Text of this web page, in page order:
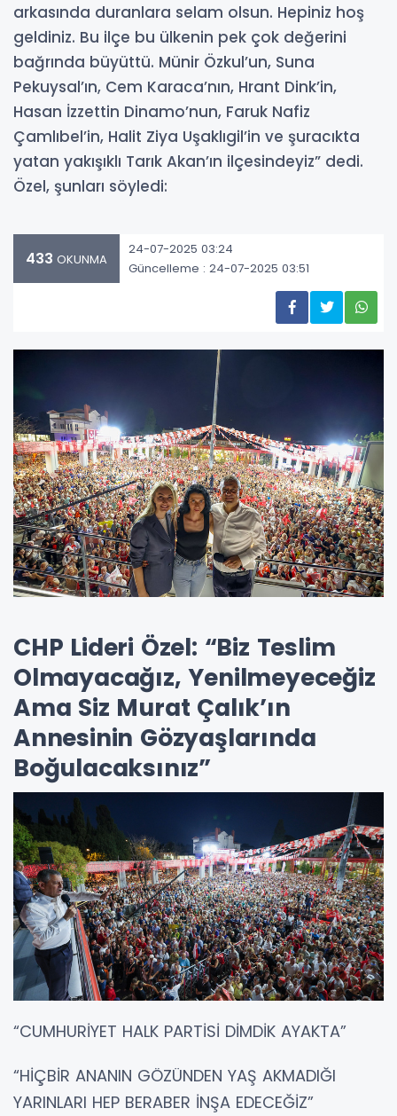
arkasında duranlara selam olsun. Hepiniz hoş
geldiniz. Bu ilçe bu ülkenin pek çok değerini
bağrında büyüttü. Münir Özkul’un, Suna
Pekuysal’ın, Cem Karaca’nın, Hrant Dink’in,
Hasan İzzettin Dinamo’nun, Faruk Nafiz
Çamlıbel’in, Halit Ziya Uşaklıgil’in ve şuracıkta
yatan yakışıklı Tarık Akan’ın ilçesindeyiz” dedi.
Özel, şunları söyledi:
433 OKUNMA
24-07-2025 03:24
Güncelleme : 24-07-2025 03:51
CHP Lideri Özel: “Biz Teslim
Olmayacağız, Yenilmeyeceğiz
Ama Siz Murat Çalık’ın
Annesinin Gözyaşlarında
Boğulacaksınız”
“CUMHURİYET HALK PARTİSİ DİMDİK AYAKTA”
“HİÇBİR ANANIN GÖZÜNDEN YAŞ AKMADIĞI
YARINLARI HEP BERABER İNŞA EDECEĞİZ”